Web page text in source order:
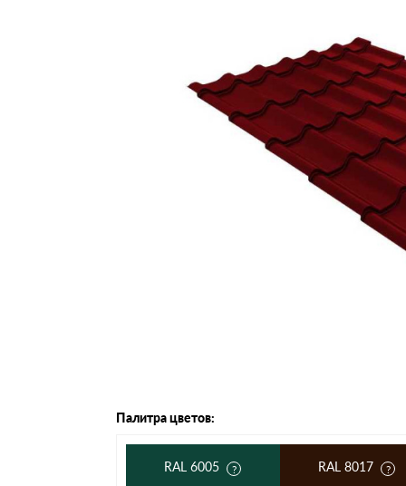
Черепица
Шифер
Шифер
Палитра цветов:
RAL 6005 RAL 8017